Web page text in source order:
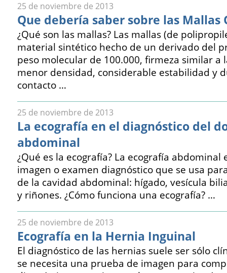
25 de noviembre de 2013
Que debería saber sobre las Mallas
¿Qué son las mallas? Las mallas (de
material sintético hecho de un derivado del
peso molecular de 100.000, firmeza similar a
menor densidad, considerable estabilidad y
contacto …
25 de noviembre de 2013
La ecografía en el diagnóstico del
abdominal
¿Qué es la ecografía? La ecografía abdominal
imagen o examen diagnóstico que se usa
de la cavidad abdominal: hígado, vesícula
y riñones. ¿Cómo funciona una ecografía? …
25 de noviembre de 2013
Ecografía en la Hernia Inguinal
El diagnóstico de las hernias suele ser sólo
se necesita una prueba de imagen para